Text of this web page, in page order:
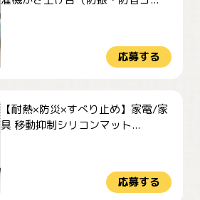
応募する
【耐熱×防災×すべり止め】家電/家
具 移動抑制シリコンマット...
応募する